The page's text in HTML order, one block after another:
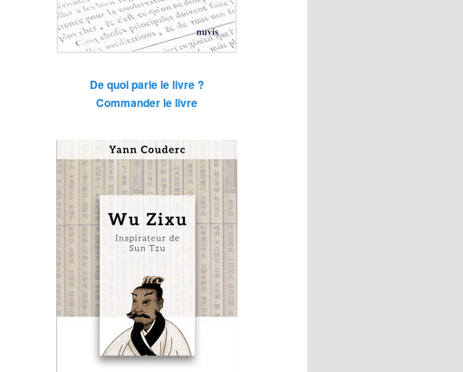
De quoi parle le livre ?
Commander le livre